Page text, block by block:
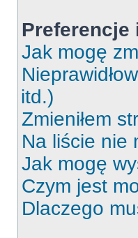
Preferencje
Jak mogę
itd.)
Zmieniłem
Na liście nie
Jak mogę
Czym jest
Dlaczego